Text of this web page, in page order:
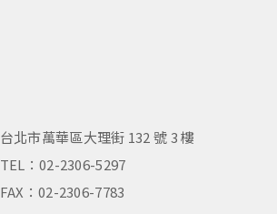
台北市萬華區大理街 132 號 3 樓
TEL：02-2306-5297
FAX：02-2306-7783